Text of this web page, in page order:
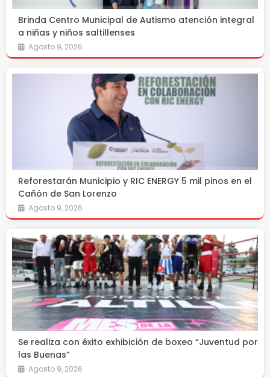
Brinda Centro Municipal de Autismo atención integral
a niñas y niños saltillenses
Agosto 9, 2026
Reforestarán Municipio y RIC ENERGY 5 mil pinos en el
Cañón de San Lorenzo
Agosto 9, 2026
Se realiza con éxito exhibición de boxeo “Juventud por
las Buenas”
Agosto 9, 2026